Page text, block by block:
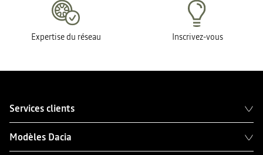
Expertise du réseau Inscrivez-vous
Services clients
Modèles Dacia